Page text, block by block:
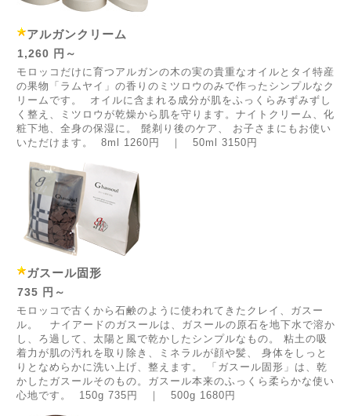
アルガンクリーム
1,260 円～
モロッコだけに育つアルガンの木の実の貴重なオイルとタイ特産
の果物「ラムヤイ」の香りのミツロウのみで作ったシンプルなク
リームです。 オイルに含まれる成分が肌をふっくらみずみずし
く整え、ミツロウが乾燥から肌を守ります。ナイトクリーム、化
粧下地、全身の保湿に。 髭剃り後のケア、 お子さまにもお使い
いただけます。 8ml 1260円 ｜ 50ml 3150円
ガスール固形
735 円～
モロッコで古くから石鹸のように使われてきたクレイ、ガスー
ル。 ナイアードのガスールは、ガスールの原石を地下水で溶か
し、ろ過して、太陽と風で乾かしたシンプルなもの。 粘土の吸
着力が肌の汚れを取り除き、ミネラルが顔や髪、 身体をしっと
りとなめらかに洗い上げ、整えます。 「ガスール固形」は、乾
かしたガスールそのもの。ガスール本来のふっくら柔らかな使い
心地です。 150g 735円 ｜ 500g 1680円